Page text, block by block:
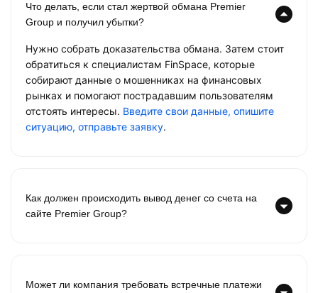
Что делать, если стал жертвой обмана Premier
Group и получил убытки?
Нужно собрать доказательства обмана. Затем стоит
обратиться к специалистам FinSpace, которые
собирают данные о мошенниках на финансовых
рынках и помогают пострадавшим пользователям
отстоять интересы. Введите свои данные, опишите
ситуацию, отправьте заявку.
Как должен происходить вывод денег со счета на
сайте Premier Group?
Может ли компания требовать встречные платежи